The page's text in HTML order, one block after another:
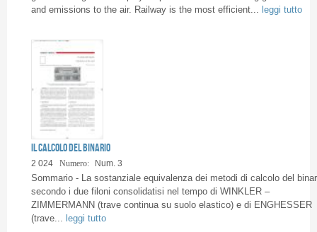
and emissions to the air. Railway is the most efficient...
leggi tutto
Il calcolo del binario
2 024 Numero: Num. 3
Sommario - La sostanziale equivalenza dei metodi di calcolo del
secondo i due filoni consolidatisi nel tempo di WINKLER –
ZIMMERMANN (trave continua su suolo elastico) e di ENGHESSER
(trave... leggi tutto